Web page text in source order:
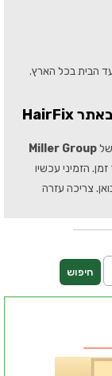
שלMiller Group
הזמיני עכשיו
צריכה עזרה